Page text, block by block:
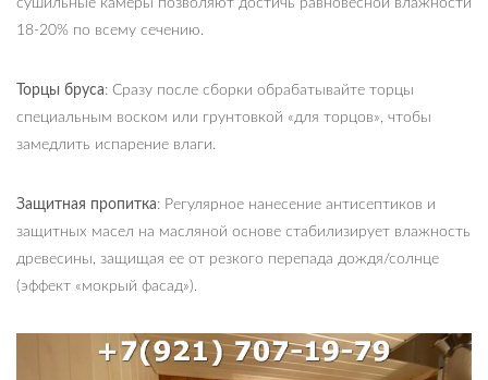
сушильные камеры позволяют достичь равновесной влажности
18-20% по всему сечению.
Торцы бруса: Сразу после сборки обрабатывайте торцы
специальным воском или грунтовкой «для торцов», чтобы
замедлить испарение влаги.
Защитная пропитка: Регулярное нанесение антисептиков и
защитных масел на масляной основе стабилизирует влажность
древесины, защищая ее от резкого перепада дождя/солнце
(эффект «мокрый фасад»).